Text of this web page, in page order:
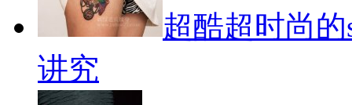
超酷超时尚
讲究